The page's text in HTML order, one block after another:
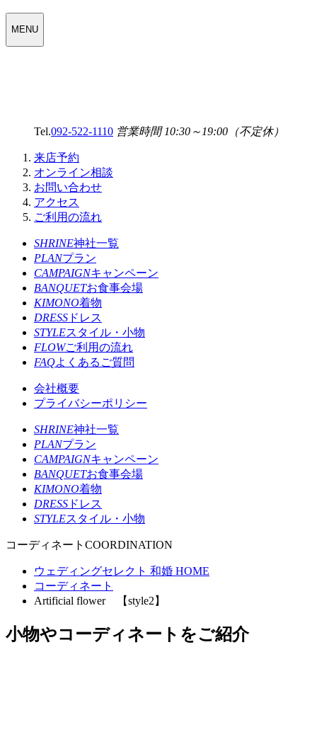
SELECT
MENU
Tel.092-522-1110 営業時間 10:30～19:00（不定休）
来店予約
オンライン相談
お問い合わせ
アクセス
ご利用の流れ
SHRINE神社一覧
PLANプラン
CAMPAIGNキャンペーン
BANQUETお食事会場
KIMONO着物
DRESS ドレス
STYLEスタイル・小物
FLOWご利用の流れ
FAQよくあるご質問
会社概要
プライバシーポリシー
SHRINE神社一覧
PLANプラン
CAMPAIGNキャンペーン
BANQUETお食事会場
KIMONO着物
DRESS ドレス
STYLEスタイル・小物
コーディネート COORDINATION
ウェディングセレクト 和婚 HOME
コーディネート
Artificial flower 【style2】
小物やコーディネートをご紹介